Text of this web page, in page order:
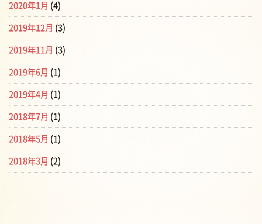
2020年1月 (4)
2019年12月 (3)
2019年11月 (3)
2019年6月 (1)
2019年4月 (1)
2018年7月 (1)
2018年5月 (1)
2018年3月 (2)